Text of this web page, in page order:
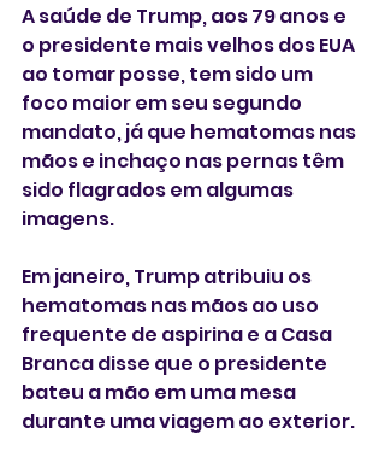
A saúde de Trump, aos 79 anos e
o presidente mais velhos dos EUA
ao tomar posse, tem sido um
foco maior em seu ⁠segundo
mandato, já que hematomas nas
mãos e inchaço nas pernas têm
sido flagrados em algumas
imagens.
Em janeiro, Trump atribuiu os
hematomas nas mãos ao uso
frequente de aspirina ‌e a Casa
Branca disse que o presidente
bateu a mão em uma mesa
durante uma viagem ⁠ao exterior.